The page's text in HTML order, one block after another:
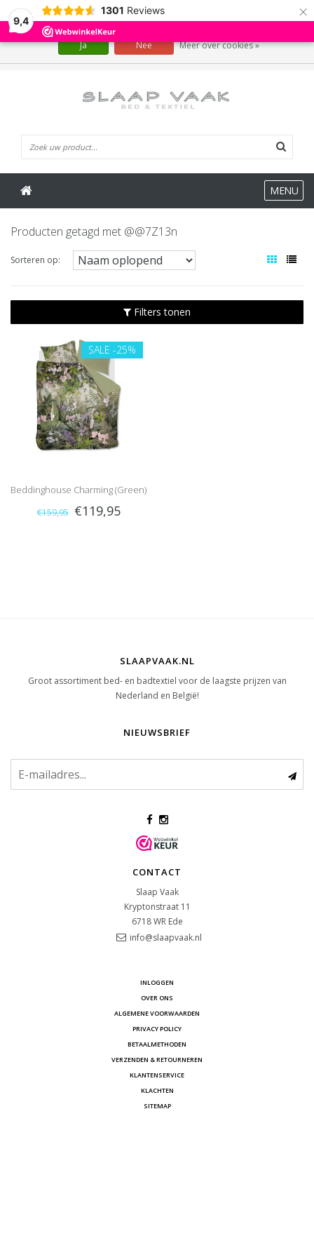
9,4
1301 Reviews ×
MENU
Producten getagd met @@7Z13n
Sorteren op:
Filters tonen
SALE -25%
Beddinghouse Charming (Green)
€159,95 €119,95
SLAAPVAAK.NL
Groot assortiment bed- en badtextiel voor de laagste prijzen van
Nederland en België!
NIEUWSBRIEF
CONTACT
Slaap Vaak
Kryptonstraat 11
6718 WR Ede
info@slaapvaak.nl
INLOGGEN
OVER ONS
ALGEMENE VOORWAARDEN
PRIVACY POLICY
BETAALMETHODEN
VERZENDEN & RETOURNEREN
KLANTENSERVICE
KLACHTEN
SITEMAP
Wij slaan cookies op om onze website te verbeteren. Is dat akkoord?
Ja Nee Meer over cookies »